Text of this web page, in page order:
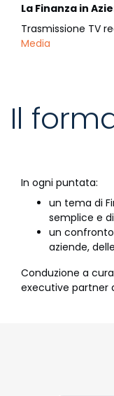
La Finanza in
Trasmissione TV
Media
Il
In ogni puntata:
un tema di
semplice e
un
aziende,
Conduzione a
executive partner